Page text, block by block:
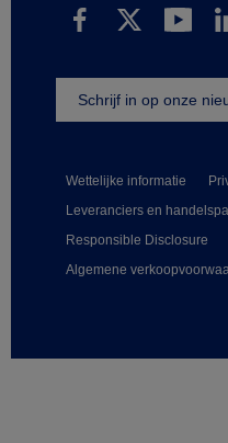
Wettelijke informatie
Leveranciers en
Responsible Disclosure
Algemene
Schrijf in op onze